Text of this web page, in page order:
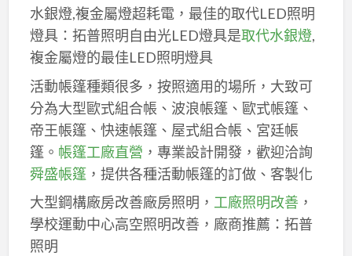
水銀燈,複金屬燈超耗電，最佳的取代LED照明
燈具：拓普照明自由光LED燈具是取代水銀燈,
複金屬燈的最佳LED照明燈具
活動帳篷種類很多，按照適用的場所，大致可
分為大型歐式組合帳、波浪帳篷、歐式帳篷、
帝王帳篷、快速帳篷、屋式組合帳、宮廷帳
篷。 帳篷工廠直營 ，專業設計開發，歡迎洽詢
舜盛帳篷，提供各種活動帳篷的訂做、客製化
大型鋼構廠房改善廠房照明， 工廠照明改善，
學校運動中心高空照明改善，廠商推薦：拓普
照明